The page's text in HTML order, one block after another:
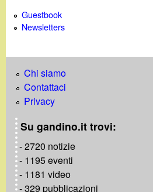
Guestbook
Newsletters
Chi siamo
Contattaci
Privacy
Su gandino.it trovi:
- 2720 notizie
- 1195 eventi
- 1181 video
- 329 pubblicazioni